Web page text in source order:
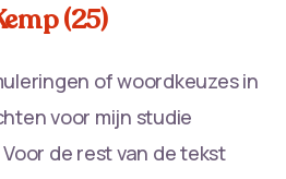
(25)
of woordkeuzes in
voor mijn studie
de rest van de tekst